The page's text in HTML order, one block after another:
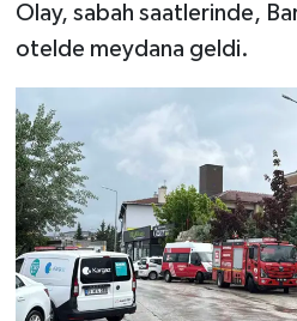
Olay, sabah saatlerinde,
otelde meydana geldi.